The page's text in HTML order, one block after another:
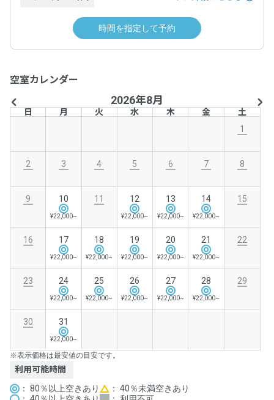
時間を指定して予約
空室カレンダー
2026年8月
日 月 火 水 木 金
土
1
2 3 4 5 6 7 8
9 10
¥22,000~
11 12
¥22,000~
13
¥22,000~
14
¥22,000~
15
16 17
¥22,000~
18
¥22,000~
19
¥22,000~
20
¥22,000~
21
¥22,000~
22
23 24
¥22,000~
25
¥22,000~
26
¥22,000~
27
¥22,000~
28
¥22,000~
29
30 31
¥22,000~
※表示価格は最安値の目安です。
利用可能時間
： 80％以上空きあり
： 40％未満空きあり